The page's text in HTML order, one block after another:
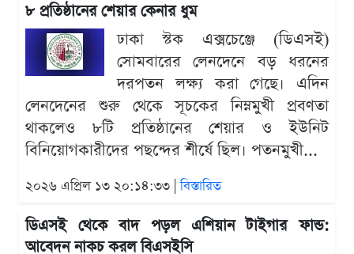
৮ প্রতিষ্ঠানের শেয়ার কেনার ধুম
ঢাকা স্টক এক্সচেঞ্জে (ডিএসই)
সোমবারের লেনদেনে বড় ধরনের
দরপতন লক্ষ্য করা গেছে। এদিন
লেনদেনের শুরু থেকে সূচকের নিম্নমুখী প্রবণতা
থাকলেও ৮টি প্রতিষ্ঠানের শেয়ার ও ইউনিট
বিনিয়োগকারীদের পছন্দের শীর্ষে ছিল। পতনমুখী...
২০২৬ এপ্রিল ১৩ ২০:১৪:৩৩ |বিস্তারিত
ডিএসই থেকে বাদ পড়ল এশিয়ান টাইগার ফান্ড:
আবেদন নাকচ করল বিএসইসি